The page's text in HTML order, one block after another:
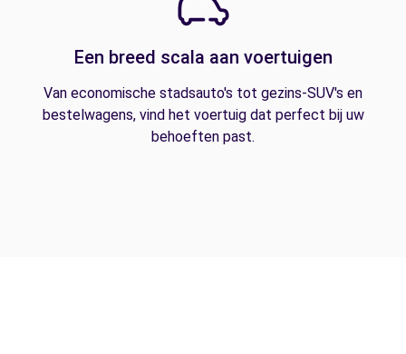
Een breed scala aan voertuigen
Van economische stadsauto's tot gezins-SUV's en
bestelwagens, vind het voertuig dat perfect bij uw
behoeften past.